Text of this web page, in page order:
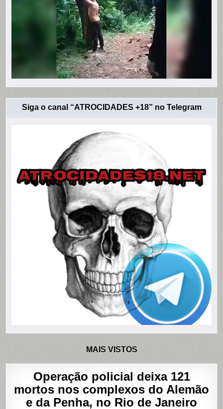
Siga o canal “ATROCIDADES +18” no Telegram
MAIS VISTOS
Operação policial deixa 121
mortos nos complexos do Alemão
e da Penha, no Rio de Janeiro